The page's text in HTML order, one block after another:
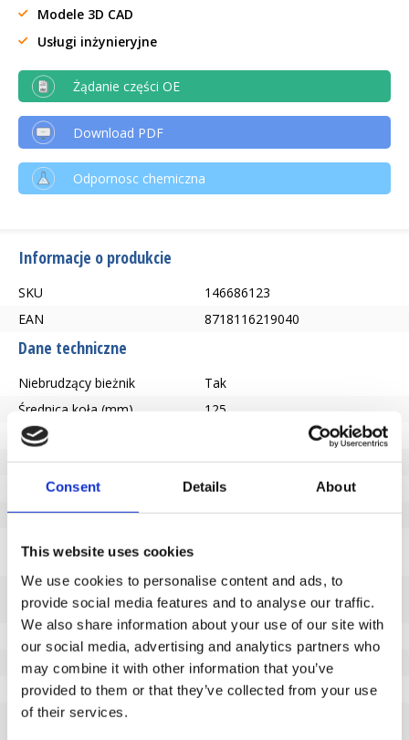
Consent Details About
This website uses cookies
We use cookies to personalise content and ads, to
provide social media features and to analyse our traffic.
We also share information about your use of our site with
our social media, advertising and analytics partners who
may combine it with other information that you’ve
provided to them or that they’ve collected from your use
of their services.
Modele 3D CAD
Usługi inżynieryjne
Żądanie części OE
Download PDF
Odpornosc chemiczna
Informacje o produkcie
SKU
146686123
EAN
8718116219040
Dane techniczne
Niebrudzący bieżnik
Tak
Średnica koła (mm)
125
Nośność (kg)
Typ łożyska
Centralne łożysko kulkowe
Wysokość całkowita (mm)
155
Rozmiar płyty górnej (mm)
105x85
Centra otworów płyty górnej
(mm)
Średnica otworu
montażowego (mm)
9
Twardość bieżnika
85° Shore A
Przesunięcie (mm)
40
Promień obrotu
102
Opis bieżnika